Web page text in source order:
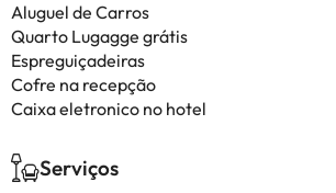
Aluguel de Carros
Quarto Lugagge grátis
Espreguiçadeiras
Cofre na recepção
Caixa eletronico no hotel
Serviços